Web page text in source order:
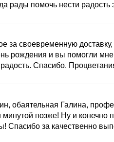
рады помочь нести
за своевременную доставку,
рождения и вы помогли
Спасибо.
обаятельная Галина,
минутой позже! Ну и конечно
Спасибо за качественно